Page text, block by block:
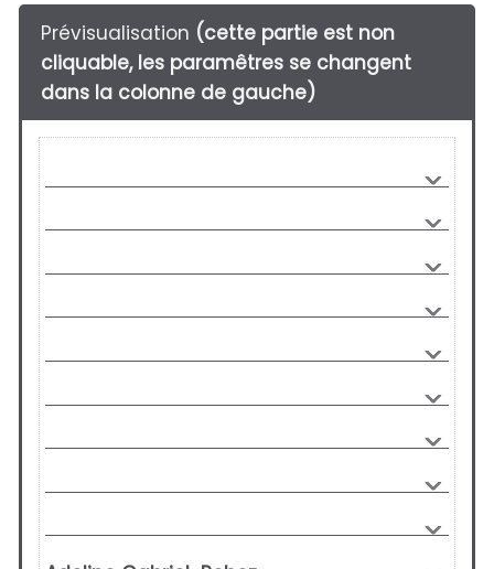
Prévisualisation (cette partie est non
cliquable, les paramêtres se changent
dans la colonne de gauche)